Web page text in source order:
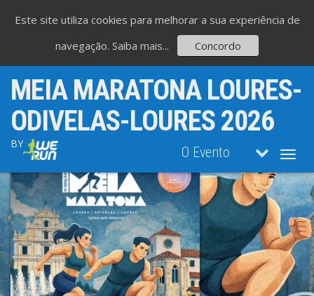
MEIA MARATONA LOURES-
ODIVELAS-LOURES 2026
BY O Evento
Este site utiliza cookies para melhorar a sua experiência de
navegação. Saiba mais... Concordo